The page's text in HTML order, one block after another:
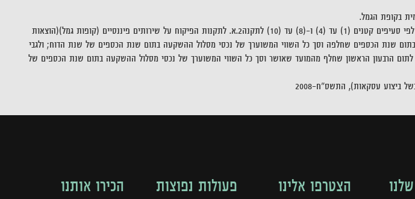
בקופת הגמל.
**שיעור ההוצאות לניהול ההשקעות לכל אחד ממסלולי ההשקעה יחושבו כמפורט להלן: סך כל ההוצאות הישירות לפי סעיפים קטנים (1) עד (4) ו-(8) עד (10) לתקנה2.א. לתקנות הפיקוח על שירותים פיננסיים (קופות גמל)(הוצאות
נכסי מסלול ההשקעה בתום שנת הכספים שחלפה וסך כל השווי המשוערך של נכסי מסלול ההשקעה בתום שנת הכספים של שנת הדוח; ולגבי
הרבעון הראשון שחלף מהמועד שאושר וסך כל השווי המשוערך של נכסי מסלול ההשקעה בתום שנת הכספים של
ביצוע עסקאות), התשס"ח-2008
הצטרפו אלינו פעולות נפוצות הכירו אותנו